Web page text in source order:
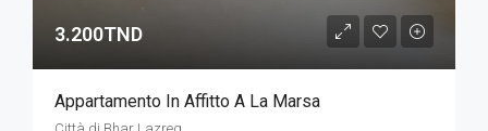
3.200TND
Appartamento In Affitto A La Marsa